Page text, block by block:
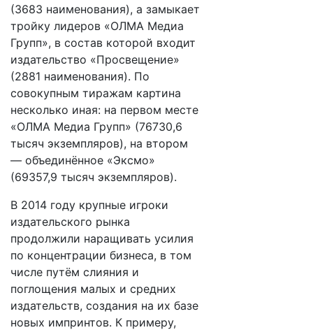
(3683 наименования), а замыкает
тройку лидеров «ОЛМА Медиа
Групп», в состав которой входит
издательство «Просвещение»
(2881 наименования). По
совокупным тиражам картина
несколько иная: на первом месте
«ОЛМА Медиа Групп» (76730,6
тысяч экземпляров), на втором
— объединённое «Эксмо»
(69357,9 тысяч экземпляров).
В 2014 году крупные игроки
издательского рынка
продолжили наращивать усилия
по концентрации бизнеса, в том
числе путём слияния и
поглощения малых и средних
издательств, создания на их базе
новых импринтов. К примеру,